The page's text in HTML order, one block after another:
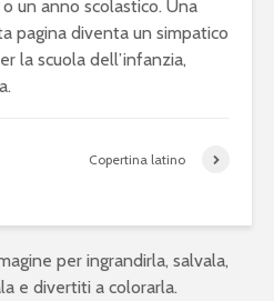
un anno scolastico. Una
pagina diventa un simpatico
la scuola dell’infanzia,
Copertina latino
per ingrandirla, salvala,
e divertiti a colorarla.